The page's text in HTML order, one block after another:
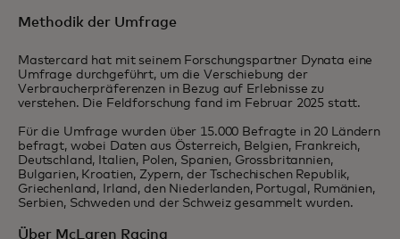
Methodik der Umfrage
Mastercard hat mit seinem Forschungspartner Dynata eine
Umfrage durchgeführt, um die Verschiebung der
Verbraucherpräferenzen in Bezug auf Erlebnisse zu
verstehen. Die Feldforschung fand im Februar 2025 statt.
Für die Umfrage wurden über 15.000 Befragte in 20 Ländern
befragt, wobei Daten aus Österreich, Belgien, Frankreich,
Deutschland, Italien, Polen, Spanien, Grossbritannien,
Bulgarien, Kroatien, Zypern, der Tschechischen Republik,
Griechenland, Irland, den Niederlanden, Portugal, Rumänien,
Serbien, Schweden und der Schweiz gesammelt wurden.
Über McLaren Racing